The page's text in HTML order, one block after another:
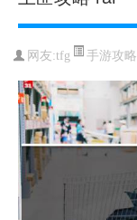
网友:tfg 手游攻略